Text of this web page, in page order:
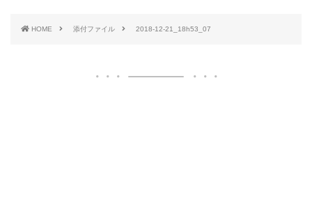
HOME 添付ファイル 2018-12-21_18h53_07